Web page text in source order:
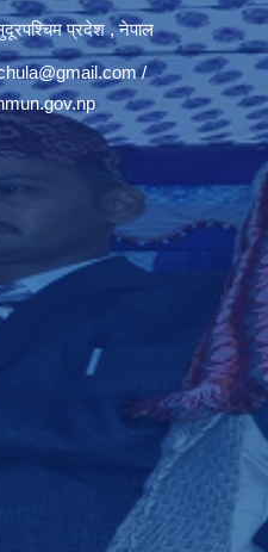
प्रदेश , नेपाल
/